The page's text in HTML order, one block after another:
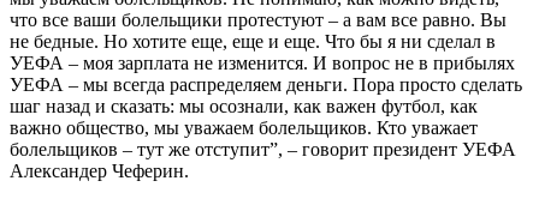
что все ваши болельщики протестуют – а вам все равно. Вы
не бедные. Но хотите еще, еще и еще. Что бы я ни сделал в
УЕФА – моя зарплата не изменится. И вопрос не в прибылях
УЕФА – мы всегда распределяем деньги. Пора просто сделать
шаг назад и сказать: мы осознали, как важен футбол, как
важно общество, мы уважаем болельщиков. Кто уважает
болельщиков – тут же отступит”, – говорит президент УЕФА
Александер Чеферин.